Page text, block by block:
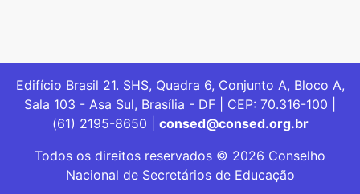
Edifício Brasil 21. SHS, Quadra 6, Conjunto A, Bloco A,
Sala 103 - Asa Sul, Brasília - DF | CEP: 70.316-100 |
(61) 2195-8650 | consed@consed.org.br
Todos os direitos reservados © 2026 Conselho
Nacional de Secretários de Educação